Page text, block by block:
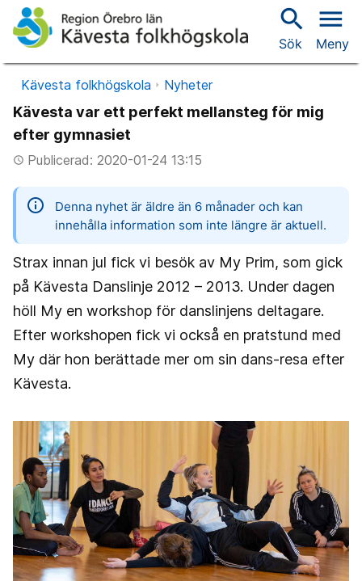
search
Sök
menu
Meny
Kävesta folkhögskola Nyheter
Kävesta var ett perfekt mellansteg för mig
efter gymnasiet
access_timePublicerad: 2020-01-24 13:15
information
Denna nyhet är äldre än 6 månader och kan
innehålla information som inte längre är aktuell.
Strax innan jul fick vi besök av My Prim, som gick
på Kävesta Danslinje 2012 – 2013. Under dagen
höll My en workshop för danslinjens deltagare.
Efter workshopen fick vi också en pratstund med
My där hon berättade mer om sin dans-resa efter
Kävesta.